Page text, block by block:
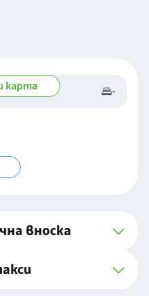
-/- -
карта
вноска